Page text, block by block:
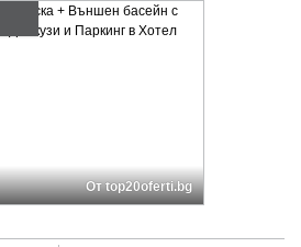
От top20oferti.bg